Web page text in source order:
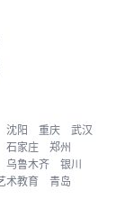
沈阳 重庆
武汉
石家庄
郑州
乌鲁木齐
银川
术教育
青岛